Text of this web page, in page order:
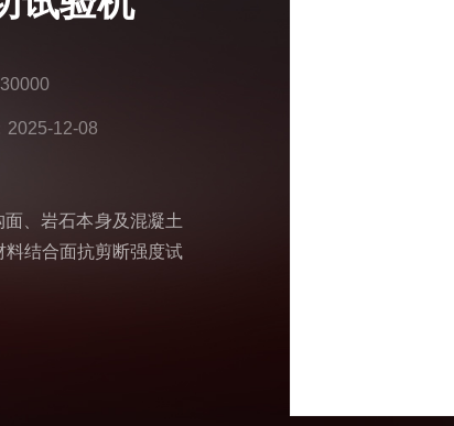
2025-12-08
、岩石本身及混凝土
结合面抗剪断强度试